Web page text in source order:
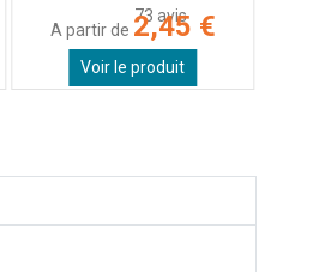
73 avis
A partir de 2,45 €
Voir le produit